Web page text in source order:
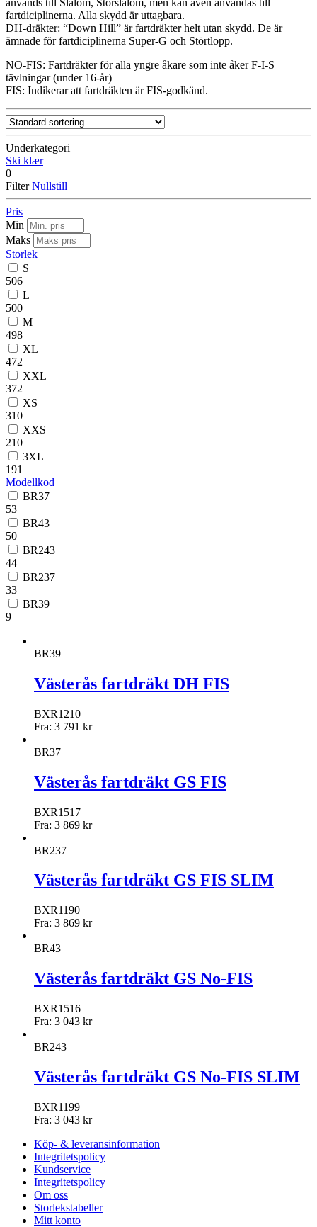
fartdiciplinerna. Alla skydd är uttagbara.
DH-dräkter: “Down Hill” är fartdräkter helt utan skydd. De är
ämnade för fartdiciplinerna Super-G och Störtlopp.
NO-FIS: Fartdräkter för alla yngre åkare som inte åker F-I-S
tävlningar (under 16-år)
FIS: Indikerar att fartdräkten är FIS-godkänd.
Underkategori
Ski klær
0
Filter Nullstill
Pris
Min
Maks
Storlek
S
506
L
500
M
498
XL
472
XXL
372
XS
310
XXS
210
3XL
191
Modellkod
BR37
53
BR43
50
BR243
44
BR237
33
BR39
9
BR39
Västerås fartdräkt DH FIS
BXR1210
Fra: 3 791 kr
BR37
Västerås fartdräkt GS FIS
BXR1517
Fra: 3 869 kr
BR237
Västerås fartdräkt GS FIS SLIM
BXR1190
Fra: 3 869 kr
BR43
Västerås fartdräkt GS No-FIS
BXR1516
Fra: 3 043 kr
BR243
Västerås fartdräkt GS No-FIS SLIM
BXR1199
Fra: 3 043 kr
Köp- & leveransinformation
Integritetspolicy
Kundservice
Integritetspolicy
Om oss
Storlekstabeller
Mitt konto